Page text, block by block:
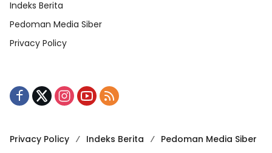
Indeks Berita
Pedoman Media Siber
Privacy Policy
Privacy Policy Indeks Berita Pedoman Media Siber